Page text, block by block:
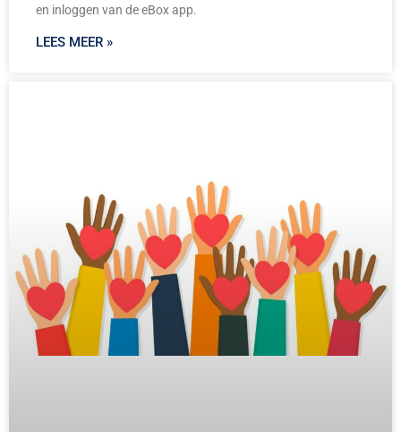
en inloggen van de eBox app.
LEES MEER »